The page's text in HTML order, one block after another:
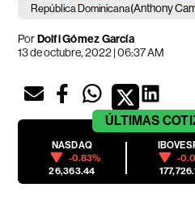
República Dominicana(Anthony
PorDolfi Gómez García
13 de octubre, 2022 | 06:37 AM
ÚLTIMAS
NASDAQ
-0.83%
26,363.44
-